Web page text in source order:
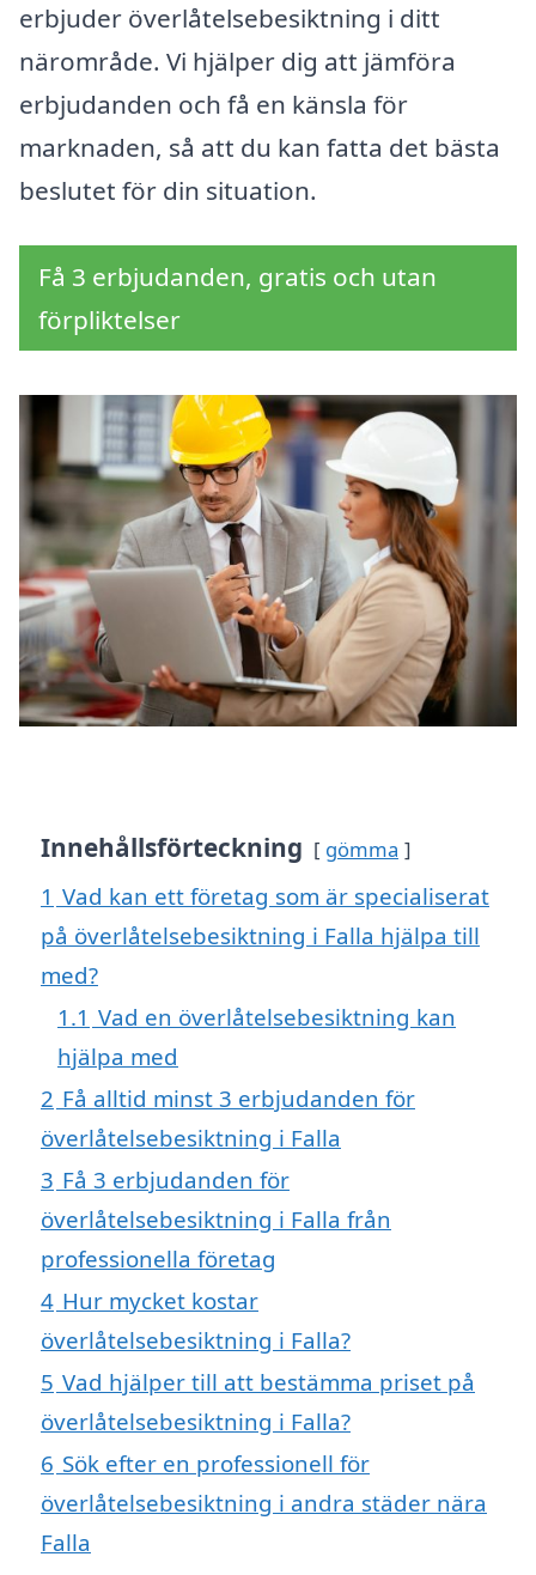
erbjuder överlåtelsebesiktning i ditt
närområde. Vi hjälper dig att jämföra
erbjudanden och få en känsla för
marknaden, så att du kan fatta det bästa
beslutet för din situation.
Få 3 erbjudanden, gratis och utan
förpliktelser
Innehållsförteckning gömma
1 Vad kan ett företag som är specialiserat
på överlåtelsebesiktning i Falla hjälpa till
med?
1.1 Vad en överlåtelsebesiktning kan
hjälpa med
2 Få alltid minst 3 erbjudanden för
överlåtelsebesiktning i Falla
3 Få 3 erbjudanden för
överlåtelsebesiktning i Falla från
professionella företag
4 Hur mycket kostar
överlåtelsebesiktning i Falla?
5 Vad hjälper till att bestämma priset på
överlåtelsebesiktning i Falla?
6 Sök efter en professionell för
överlåtelsebesiktning i andra städer nära
Falla